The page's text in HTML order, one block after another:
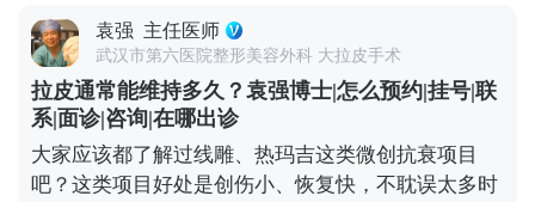
的不适完全是可以接受的。 总结下来就是，拉皮的后
遗症大多和手术方式不规范有关，选对医生和手术方
案，就能有效规避。 想知道更多关于MCR复合提升
术的问题，可以去官方媒体平台（公众号、百家号、
小红薯）预约面诊，详细了解。
皮肤凹凸不平，严重的还可能损伤神经。比如有些朋
友做完后耳朵变形、疤痕特别明显，多半是碰到
了“假拉皮”——只做表面功夫，单纯把皮肤拉紧，没
处理深层组织，强行拉扯皮肤缝合，自然容易出问
题。 但大家也不用过度恐慌，在正规医院找经验丰富
的医生操作，这些风险都是能控制的。比如在做MCR
复合提升术时，就会凭着精准的解剖知识避开重要神
袁强 主任医师
武汉市第六医院整形美容外科 大拉皮手术
拉皮通常能维持多久？袁强博士|怎么预约|挂号|联
系|面诊|咨询|在哪出诊
大家应该都了解过线雕、热玛吉这类微创抗衰项目
吧？这类项目好处是创伤小、恢复快，不耽误太多时